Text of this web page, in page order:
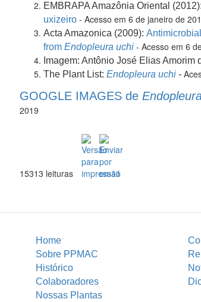
EMBRAPA Amazônia Oriental (2012):
uxizeiro- Acesso em 6 de janeiro de
Acta Amazonica (2009):
from Endopleura uchi- Acesso em 6
Imagem: Antônio José Elias Amorim
The Plant List: Endopleura uchi-
GOOGLE IMAGES de
2019
15313 leituras
Home
Sobre PPMAC
Histórico
Colaboradores
Nossas Plantas